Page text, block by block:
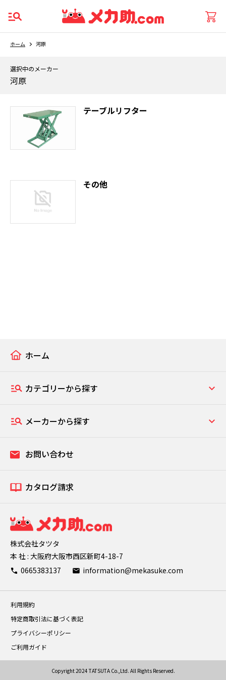
ホーム 河原
選択中のメーカー
河原
テーブルリフター
その他
株式会社タツタ
本 社 : 大阪府大阪市西区新町4-18-7
0665383137
information@mekasuke.com
ホーム
カテゴリーから探す
メーカーから探す
お問い合わせ
カタログ請求
利用規約
特定商取引法に基づく表記
プライバシーポリシー
ご利用ガイド
Copyright 2024 TATSUTA Co.,Ltd. All Rights Reserved.